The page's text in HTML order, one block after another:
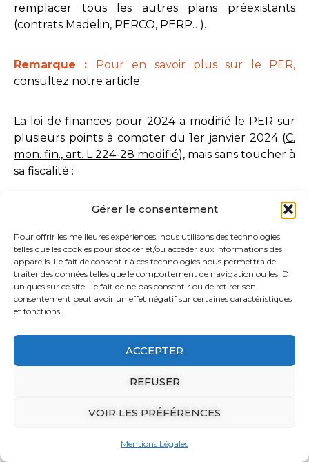
Gérer le consentement
Pour offrir les meilleures expériences, nous utilisons des technologies
telles que les cookies pour stocker et/ou accéder aux informations des
appareils. Le fait de consentir à ces technologies nous permettra de
traiter des données telles que le comportement de navigation ou les ID
uniques sur ce site. Le fait de ne pas consentir ou de retirer son
consentement peut avoir un effet négatif sur certaines caractéristiques
et fonctions.
ACCEPTER
REFUSER
VOIR LES PRÉFÉRENCES
Mentions Légales
remplacer tous les autres plans préexistants
(contrats Madelin, PERCO, PERP…).
Remarque : Pour en savoir plus sur le PER,
consultez notre article.
La loi de finances pour 2024 a modifié le PER sur
plusieurs points à compter du 1er janvier 2024 (C.
mon. fin., art. L 224-28 modifié), mais sans toucher à
sa fiscalité :
désormais être majeur (18 ans révolus) ;
de plus, aucun versement volontaire ne
pourra plus être effectué sur un PER ouvert
au nom d’un mineur. Il faudra attendre les 18
ans de son titulaire pour pouvoir
recommencer à l’alimenter.
régime fiscal de faveur
Le nouveau plan d’épargne avenir climat (PEAC)
qui entrera en vigueur au plus tard au 1er juillet
personnes âgées de moins de 21 ans qui doit leur
terme orientée vers le financement de l’économie